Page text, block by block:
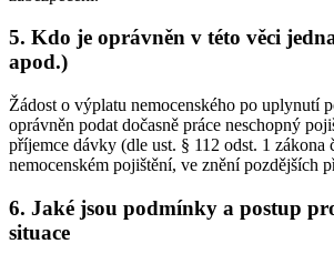
5. Kdo je oprávněn v této věci
apod.)
Žádost o výplatu nemocenského po uplynutí
oprávněn podat dočasně práce neschopný
příjemce dávky (dle ust. § 112 odst. 1 zákona
nemocenském pojištění, ve znění pozdějších
6. Jaké jsou podmínky a postup
situace